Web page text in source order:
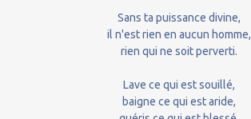
Sans ta puissance divine,
il n'est rien en aucun homme,
rien qui ne soit perverti.
Lave ce qui est souillé,
baigne ce qui est aride,